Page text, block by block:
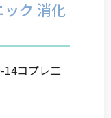
ク 消化
14コプレ二